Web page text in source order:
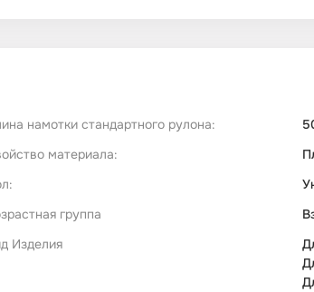
намотки стандартного рулона:
материала:
группа
Изделия